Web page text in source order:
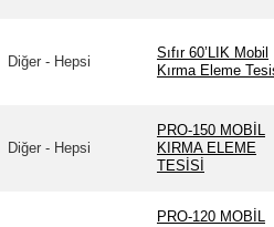
Diğer - Hepsi
Sıfır 60’LIK Mobil
Kırma Eleme
Diğer - Hepsi
PRO-150 MOBİL
KIRMA ELEME
TESİSİ
PRO-120 MOBİL